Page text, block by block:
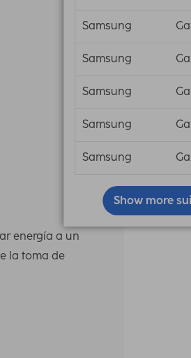
Samsung
Samsung
Samsung
Samsung
Samsung
Show more
energía a un
la toma de